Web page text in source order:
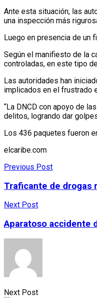
Ante esta situación, las
una inspección más
Luego en presencia de un
Según el manifiesto de la
controladas, en este tipo
Las autoridades han
implicados en el frustrado
“La DNCD con apoyo de
delitos, logrando dar
Los 436 paquetes fueron
elcaribe.com
Previous Post
Traficante de drogas
Next Post
Aparatoso accidente
Next Post